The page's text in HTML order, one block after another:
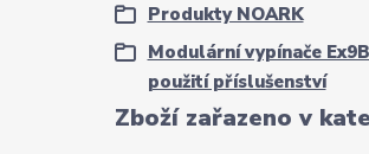
Zboží zařazeno v
Produkty NOARK
Modulární vypínače
použití příslušenství